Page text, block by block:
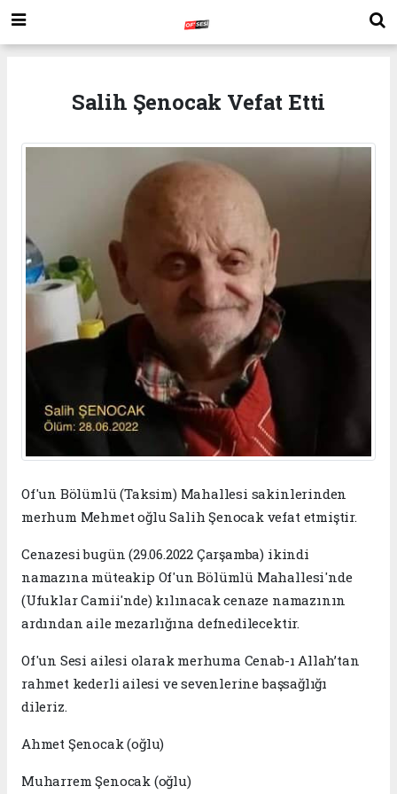
Salih Şenocak Vefat Etti
Of'un Bölümlü (Taksim) Mahallesi sakinlerinden
merhum Mehmet oğlu Salih Şenocak vefat etmiştir.
Cenazesi bugün (29.06.2022 Çarşamba) ikindi
namazına müteakip Of'un Bölümlü Mahallesi'nde
(Ufuklar Camii'nde) kılınacak cenaze namazının
ardından aile mezarlığına defnedilecektir.
Of'un Sesi ailesi olarak merhuma Cenab-ı Allah’tan
rahmet kederli ailesi ve sevenlerine başsağlığı
dileriz.
Ahmet Şenocak (oğlu)
Muharrem Şenocak (oğlu)